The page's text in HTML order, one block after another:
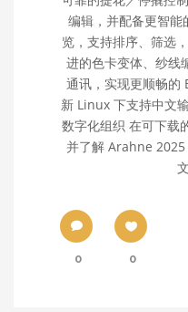
编辑，并配备更智能
览，支持排序、筛选
进的色卡变体、纱线
通讯，实现更顺畅的
新 Linux 下支持中文
数字化组织 在可下载
并了解 Arahne
0 0